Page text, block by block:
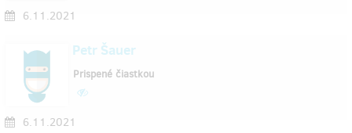
6.11.2021
Petr Šauer
6.11.2021
Prispené čiastkou